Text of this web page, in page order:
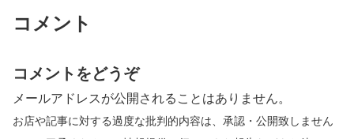
コメント
コメントをどうぞ
メールアドレスが公開されることはありません。
お店や記事に対する過度な批判的内容は、承認・公開致しません